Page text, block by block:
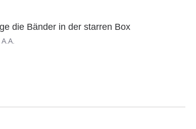
die Bänder in der starren Box
A.A.